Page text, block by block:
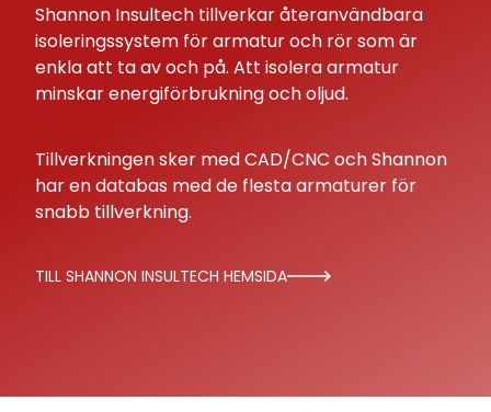
Shannon Insultech tillverkar återanvändbara
isoleringssystem för armatur och rör som är
enkla att ta av och på. Att isolera armatur
minskar energiförbrukning och oljud.
Tillverkningen sker med CAD/CNC och Shannon
har en databas med de flesta armaturer för
snabb tillverkning.
TILL SHANNON INSULTECH HEMSIDA